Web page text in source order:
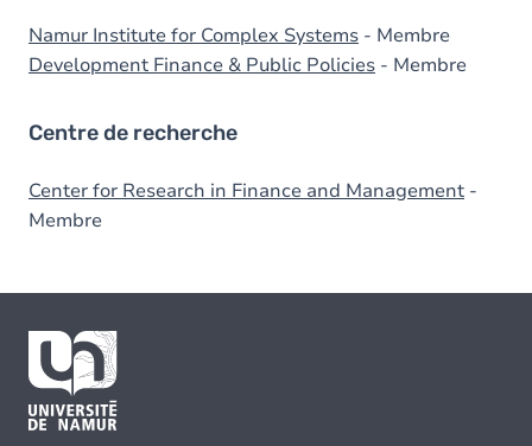
Namur Institute for Complex Systems - Membre
Development Finance & Public Policies - Membre
Centre de recherche
Center for Research in Finance and Management -
Membre